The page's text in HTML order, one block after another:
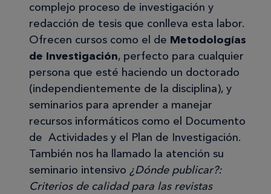
complejo proceso de investigación y
redacción de tesis que conlleva esta labor.
Ofrecen cursos como el de Metodologías
de Investigación, perfecto para cualquier
persona que esté haciendo un doctorado
(independientemente de la disciplina), y
seminarios para aprender a manejar
recursos informáticos como el Documento
de Actividades y el Plan de Investigación.
También nos ha llamado la atención su
seminario intensivo ¿Dónde publicar?:
Criterios de calidad para las revistas